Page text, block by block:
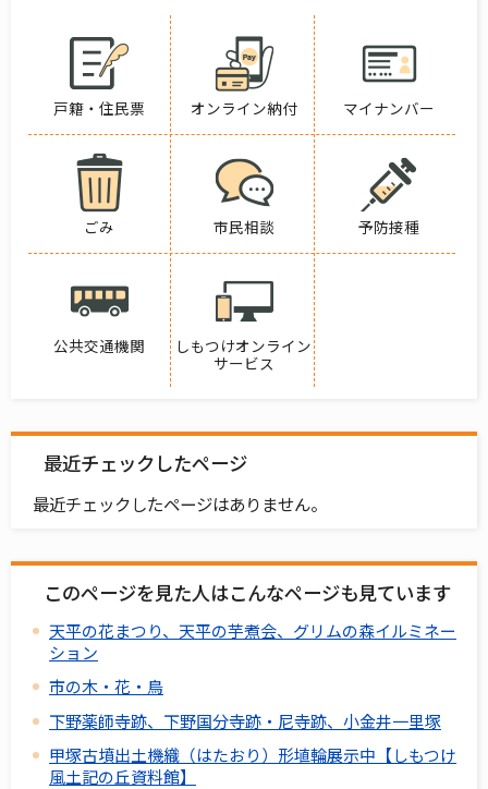
戸籍・住民票 オンライン納付 マイナンバー
ごみ 市民相談 予防接種
公共交通機関
しもつけオンライン
サービス
最近チェックしたページ
最近チェックしたページはありません。
このページを見た人はこんなページも見ています
天平の花まつり、天平の芋煮会、グリムの森イルミネー
ション
市の木・花・鳥
下野薬師寺跡、下野国分寺跡・尼寺跡、小金井一里塚
甲塚古墳出土機織（はたおり）形埴輪展示中【しもつけ
風土記の丘資料館】